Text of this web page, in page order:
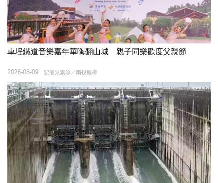
車埕鐵道音樂嘉年華嗨翻山城 親子同樂歡度父親節
記者吳素珍／南投報導
2026-08-09